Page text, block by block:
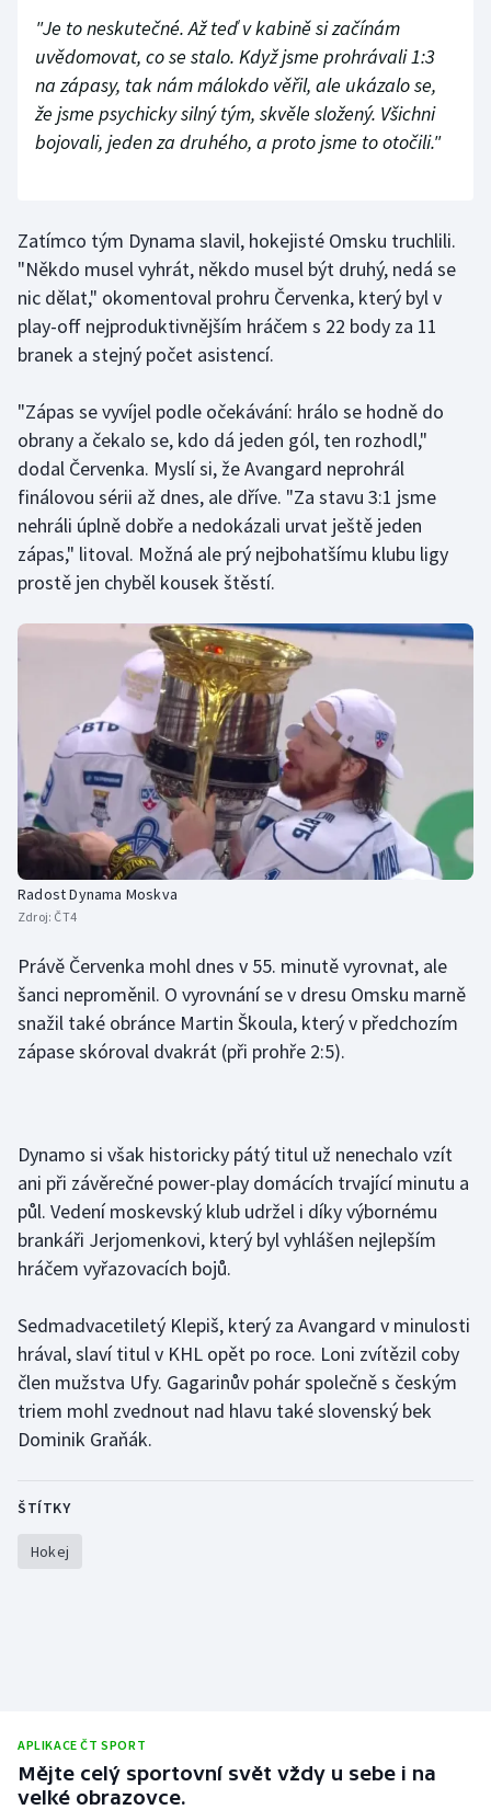
Lyže a snowboard
Moderní pětiboj
Motorsport
Parasport
Plavání
Plážový volejbal
Ragby
Rychlobruslení
Rychlostní kanoistika
Short track
Sportovní střelba
Stolní tenis
Triatlon
Veslování
Vodní slalom
Volejbal
"Je to neskutečné. Až teď v kabině si začínám
uvědomovat, co se stalo. Když jsme prohrávali 1:3
na zápasy, tak nám málokdo věřil, ale ukázalo se,
že jsme psychicky silný tým, skvěle složený. Všichni
bojovali, jeden za druhého, a proto jsme to otočili."
Zatímco tým Dynama slavil, hokejisté Omsku truchlili.
"Někdo musel vyhrát, někdo musel být druhý, nedá se
nic dělat," okomentoval prohru Červenka, který byl v
play-off nejproduktivnějším hráčem s 22 body za 11
branek a stejný počet asistencí.
"Zápas se vyvíjel podle očekávání: hrálo se hodně do
obrany a čekalo se, kdo dá jeden gól, ten rozhodl,"
dodal Červenka. Myslí si, že Avangard neprohrál
finálovou sérii až dnes, ale dříve. "Za stavu 3:1 jsme
nehráli úplně dobře a nedokázali urvat ještě jeden
zápas," litoval. Možná ale prý nejbohatšímu klubu ligy
prostě jen chyběl kousek štěstí.
Radost Dynama Moskva
Zdroj: ČT4
Právě Červenka mohl dnes v 55. minutě vyrovnat, ale
šanci neproměnil. O vyrovnání se v dresu Omsku marně
snažil také obránce Martin Škoula, který v předchozím
zápase skóroval dvakrát (při prohře 2:5).
Dynamo si však historicky pátý titul už nenechalo vzít
ani při závěrečné power-play domácích trvající minutu a
půl. Vedení moskevský klub udržel i díky výbornému
brankáři Jerjomenkovi, který byl vyhlášen nejlepším
hráčem vyřazovacích bojů.
Sedmadvacetiletý Klepiš, který za Avangard v minulosti
hrával, slaví titul v KHL opět po roce. Loni zvítězil coby
člen mužstva Ufy. Gagarinův pohár společně s českým
triem mohl zvednout nad hlavu také slovenský bek
Dominik Graňák.
ŠTÍTKY
Hokej
APLIKACE ČT SPORT
Mějte celý sportovní svět vždy u sebe i na
velké obrazovce.